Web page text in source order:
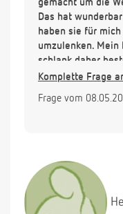
gemacht um die
Das hat
haben sie für
umzulenken.
schlank daher
sollte es nun die
Komplette Frage
Frage vom